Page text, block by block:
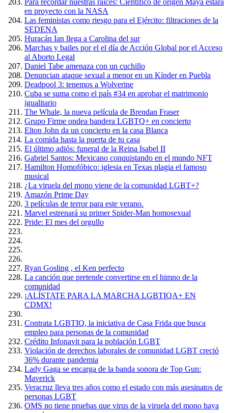
Para recordar nuestras raíces: Científico de origen Maya estará
en proyecto con la NASA
Las feministas como riesgo para el Ejército: filtraciones de la
SEDENA
Huracán Ian llega a Carolina del sur
Marchas y bailes por el el día de Acción Global por el Acceso
al Aborto Legal
Daniel Tabe amenaza con un cuchillo
Denuncian ataque sexual a menor en un Kínder en Puebla
Deadpool 3: tenemos a Wolverine
Cuba se suma como el país #34 en aprobar el matrimonio
igualitario
The Whale, la nueva película de Brendan Fraser
Grupo Firme ondea bandera LGBTQ+ en concierto
Elton John da un concierto en la casa Blanca
La comida hasta la puerta de tu casa
El último adiós: funeral de la Reina Isabel II
Gabriel Santos: Mexicano conquistando en el mundo NFT
Hamilton Homofóbico: iglesia en Texas plagia el famoso
musical
¿La viruela del mono viene de la comunidad LGBT+?
Amazón Prime Day
3 películas de terror para este verano.
Marvel estrenará su primer Spider-Man homosexual
Pride: El mes del orgullo
Ryan Gosling , el Ken perfecto
La canción que pretende convertirse en el himno de la
comunidad
¡ALÍSTATE PARA LA MARCHA LGBTIQA+ EN
CDMX!
Contrata LGBTIQ, la iniciativa de Casa Frida que busca
empleo para personas de la comunidad
Crédito Infonavit para la población LGBT
Violación de derechos laborales de comunidad LGBT creció
36% durante pandemia
Lady Gaga se encarga de la banda sonora de Top Gun:
Maverick
Veracruz lleva tres años como el estado con más asesinatos de
personas LGBT
OMS no tiene pruebas que virus de la viruela del mono haya